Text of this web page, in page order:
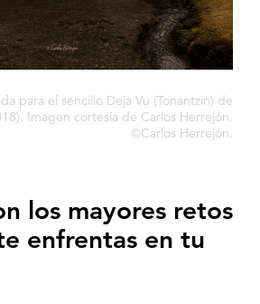
para el sencillo Deja Vu (Tonantzin) de
Imagen cortesía de Carlos Herrejón.
©Carlos Herrejón.
los mayores retos
enfrentas en tu